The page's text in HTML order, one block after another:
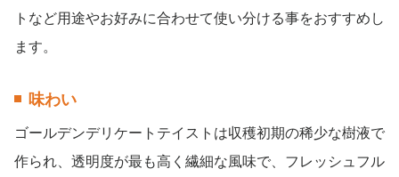
トなど用途やお好みに合わせて使い分ける事をおすすめし
ます。
味わい
ゴールデンデリケートテイストは収穫初期の稀少な樹液で
作られ、透明度が最も高く繊細な風味で、フレッシュフル